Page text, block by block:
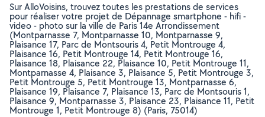
Sur AlloVoisins, trouvez toutes les prestations de services
pour réaliser votre projet de Dépannage smartphone - hifi -
video - photo sur la ville de Paris 14e Arrondissement
(Montparnasse 7, Montparnasse 10, Montparnasse 9,
Plaisance 17, Parc de Montsouris 4, Petit Montrouge 4,
Plaisance 16, Petit Montrouge 14, Petit Montrouge 16,
Plaisance 18, Plaisance 22, Plaisance 10, Petit Montrouge 11,
Montparnasse 4, Plaisance 3, Plaisance 5, Petit Montrouge 3,
Petit Montrouge 5, Petit Montrouge 13, Montparnasse 6,
Plaisance 19, Plaisance 7, Plaisance 13, Parc de Montsouris 1,
Plaisance 9, Montparnasse 3, Plaisance 23, Plaisance 11, Petit
Montrouge 1, Petit Montrouge 8) (Paris, 75014)